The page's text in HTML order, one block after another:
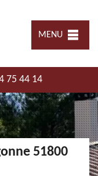
MENU
75 44 14
51800